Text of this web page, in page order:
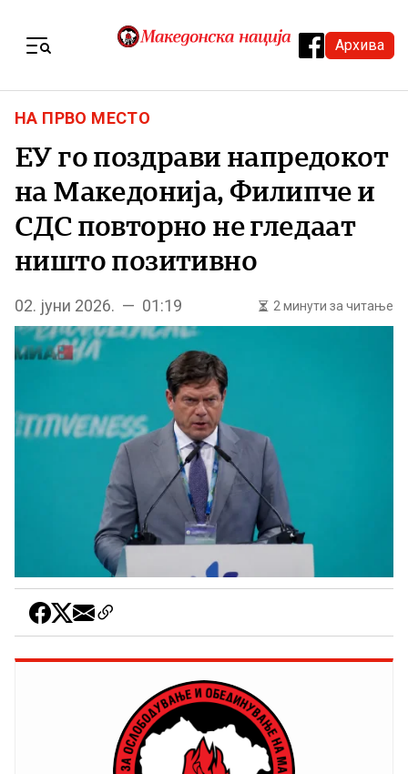
Архива
НА ПРВО МЕСТО
ЕУ го поздрави напредокот
на Македонија, Филипче и
СДС повторно не гледаат
ништо позитивно
02. јуни 2026. — 01:19 2 минути за читање